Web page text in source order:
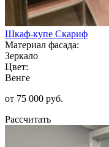
Шкаф-купе Скариф
Материал фасада:
Зеркало
Цвет:
Венге
от 75 000 руб.
Рассчитать